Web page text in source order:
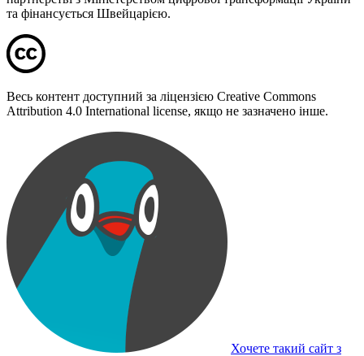
та фінансується Швейцарією.
Весь контент доступний за ліцензією Creative Commons
Attribution 4.0 International license, якщо не зазначено інше.
Хочете такий сайт з